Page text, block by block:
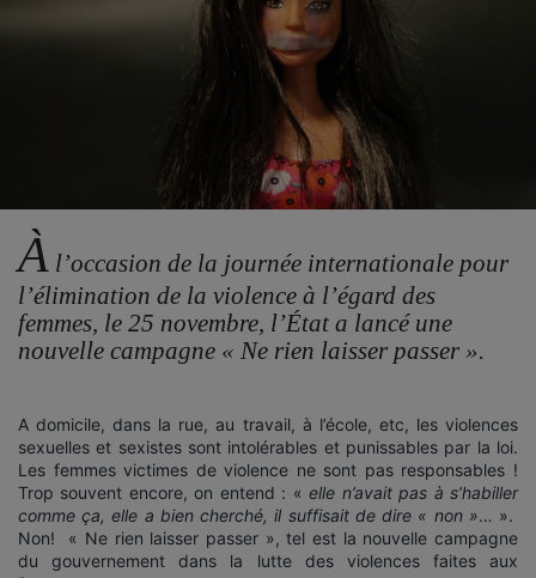
À l’occasion de la journée internationale pour
l’élimination de la violence à l’égard des
femmes, le 25 novembre, l’État a lancé une
nouvelle campagne « Ne rien laisser passer ».
A domicile, dans la rue, au travail, à l’école, etc, les violences
sexuelles et sexistes sont intolérables et punissables par la loi.
Les femmes victimes de violence ne sont pas responsables !
Trop souvent encore, on entend : «elle n’avait pas à s’habiller
comme ça, elle a bien cherché, il suffisait de dire « non »… ».
Non! « Ne rien laisser passer », tel est la nouvelle campagne
du gouvernement dans la lutte des violences faites aux